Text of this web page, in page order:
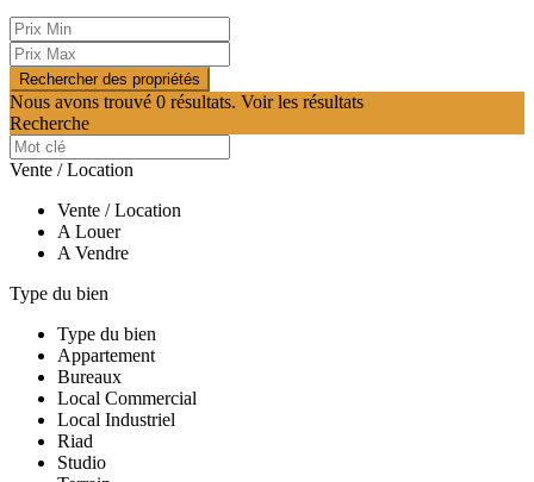
Nous avons trouvé 0 résultats. Voir les résultats
Recherche
Vente / Location
Vente / Location
A Louer
A Vendre
Type du bien
Type du bien
Appartement
Bureaux
Local Commercial
Local Industriel
Riad
Studio